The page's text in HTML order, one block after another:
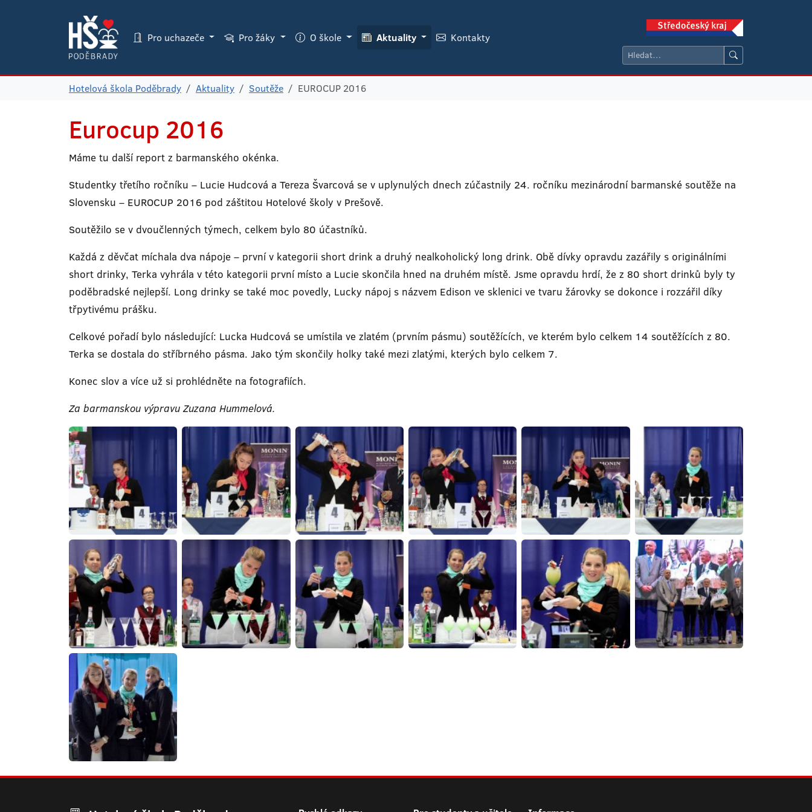
Pro uchazeče Pro žáky O škole Aktuality Kontakty
Hotelová škola Poděbrady Aktuality Soutěže EUROCUP 2016
Eurocup 2016
Máme tu další report z barmanského okénka.
Studentky třetího ročníku – Lucie Hudcová a Tereza Švarcová se v uplynulých dnech zúčastnily 24. ročníku mezinárodní barmanské soutěže na
Slovensku – EUROCUP 2016 pod záštitou Hotelové školy v Prešově.
Soutěžilo se v dvoučlenných týmech, celkem bylo 80 účastníků.
Každá z děvčat míchala dva nápoje – první v kategorii short drink a druhý nealkoholický long drink. Obě dívky opravdu zazářily s originálními
short drinky, Terka vyhrála v této kategorii první místo a Lucie skončila hned na druhém místě. Jsme opravdu hrdí, že z 80 short drinků byly ty
poděbradské nejlepší. Long drinky se také moc povedly, Lucky nápoj s názvem Edison ve sklenici ve tvaru žárovky se dokonce i rozzářil díky
třpytivému prášku.
Celkové pořadí bylo následující: Lucka Hudcová se umístila ve zlatém (prvním pásmu) soutěžících, ve kterém bylo celkem 14 soutěžících z 80.
Terka se dostala do stříbrného pásma. Jako tým skončily holky také mezi zlatými, kterých bylo celkem 7.
Konec slov a více už si prohlédněte na fotografiích.
Za barmanskou výpravu Zuzana Hummelová.